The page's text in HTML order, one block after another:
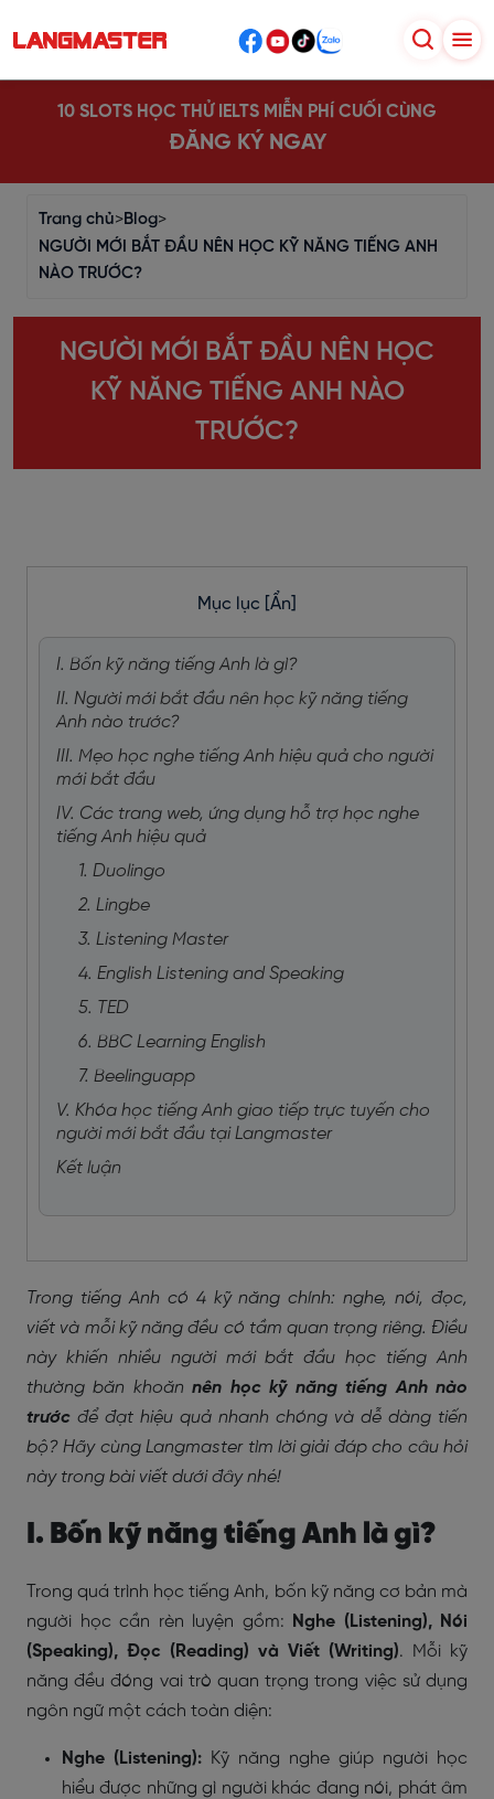
10 SLOTS HỌC THỬ IELTS MIỄN PHÍ CUỐI CÙNG
ĐĂNG KÝ NGAY
Trang chủ>Blog>
NGƯỜI MỚI BẮT ĐẦU NÊN HỌC KỸ NĂNG TIẾNG ANH
NÀO TRƯỚC?
NGƯỜI MỚI BẮT ĐẦU NÊN HỌC
KỸ NĂNG TIẾNG ANH NÀO
TRƯỚC?
Mục lục [Ẩn]
I. Bốn kỹ năng tiếng Anh là gì?
II. Người mới bắt đầu nên học kỹ năng tiếng
Anh nào trước?
III. Mẹo học nghe tiếng Anh hiệu quả cho người
mới bắt đầu
IV. Các trang web, ứng dụng hỗ trợ học nghe
tiếng Anh hiệu quả
1. Duolingo
2. Lingbe
3. Listening Master
4. English Listening and Speaking
5. TED
6. BBC Learning English
7. Beelinguapp
V. Khóa học tiếng Anh giao tiếp trực tuyến cho
người mới bắt đầu tại Langmaster
Kết luận
Trong tiếng Anh có 4 kỹ năng chính: nghe, nói, đọc,
viết và mỗi kỹ năng đều có tầm quan trọng riêng. Điều
này khiến nhiều người mới bắt đầu học tiếng Anh
thường băn khoănnên học kỹ năng tiếng Anh nào
trước để đạt hiệu quả nhanh chóng và dễ dàng tiến
bộ? Hãy cùng Langmaster tìm lời giải đáp cho câu hỏi
này trong bài viết dưới đây nhé!
I. Bốn kỹ năng tiếng Anh là gì?
Trong quá trình học tiếng Anh, bốn kỹ năng cơ bản mà
người học cần rèn luyện gồm:
Nghe (Listening), Nói
(Speaking), Đọc (Reading) và Viết (Writing). Mỗi kỹ
năng đều đóng vai trò quan trọng trong việc sử dụng
ngôn ngữ một cách toàn diện:
Nghe (Listening): Kỹ năng nghe giúp người học
hiểu được những gì người khác đang nói, phát âm